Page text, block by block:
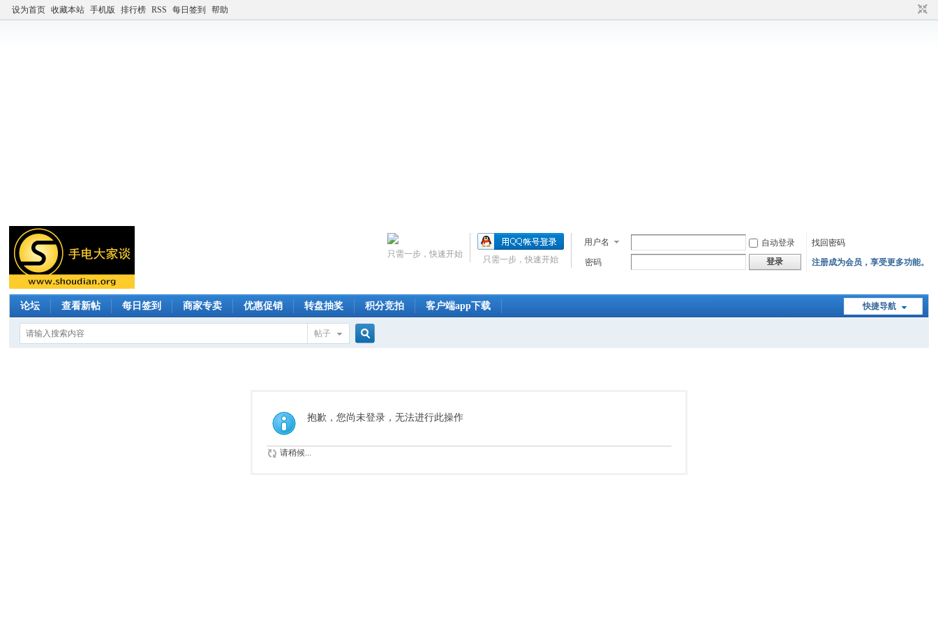
设为首页 收藏本站 手机版 排行榜 RSS 每日签到 帮助
用户名 自动登录
找回密码
密码
登录 注册成为会员，享受更多功能。
只需一步，快速开始
只需一步，快速开始
快捷导航
论坛 查看新帖 每日签到 商家专卖 优惠促销 转盘抽奖 积分竞拍 客户端app下载
帖子
索
抱歉，您尚未登录，无法进行此操作
请稍候...